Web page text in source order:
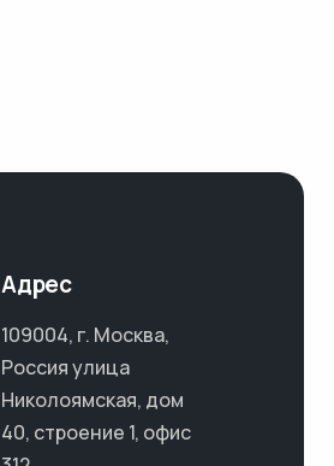
Адрес
109004, г. Москва,
Россия улица
Николоямская, дом
40, строение 1, офис